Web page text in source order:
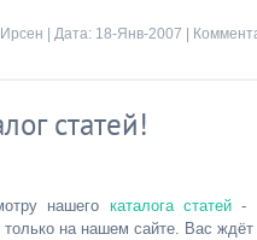
Ирсен | Дата: 18-Янв-2007
статей!
нашего каталога статей -
на нашем сайте. Вас ждёт